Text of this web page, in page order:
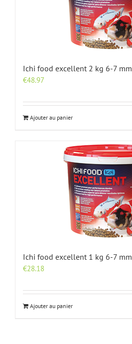
Ichi food excellent 2 kg 6-7 mm
€48.97
Ajouter au panier
Ichi food excellent 1 kg 6-7 mm
€28.18
Ajouter au panier